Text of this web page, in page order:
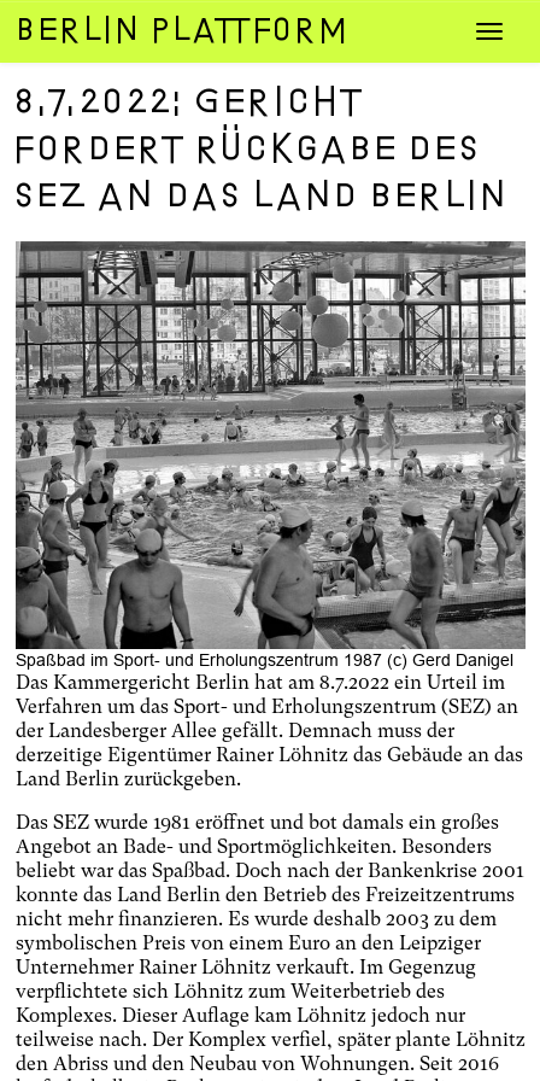
Zum
Inhalt
springen
8.7.2022: Gericht
fordert Rückgabe des
SEZ an das Land Berlin
Spaßbad im Sport- und Erholungszentrum 1987 (c) Gerd Danigel
Das Kammergericht Berlin hat am 8.7.2022 ein Urteil im
Verfahren um das Sport- und Erholungszentrum (SEZ) an
der Landesberger Allee gefällt. Demnach muss der
derzeitige Eigentümer Rainer Löhnitz das Gebäude an das
Land Berlin zurückgeben.
Das SEZ wurde 1981 eröffnet und bot damals ein großes
Angebot an Bade- und Sportmöglichkeiten. Besonders
beliebt war das Spaßbad. Doch nach der Bankenkrise 2001
konnte das Land Berlin den Betrieb des Freizeitzentrums
nicht mehr finanzieren. Es wurde deshalb 2003 zu dem
symbolischen Preis von einem Euro an den Leipziger
Unternehmer Rainer Löhnitz verkauft. Im Gegenzug
verpflichtete sich Löhnitz zum Weiterbetrieb des
Komplexes. Dieser Auflage kam Löhnitz jedoch nur
teilweise nach. Der Komplex verfiel, später plante Löhnitz
den Abriss und den Neubau von Wohnungen. Seit 2016